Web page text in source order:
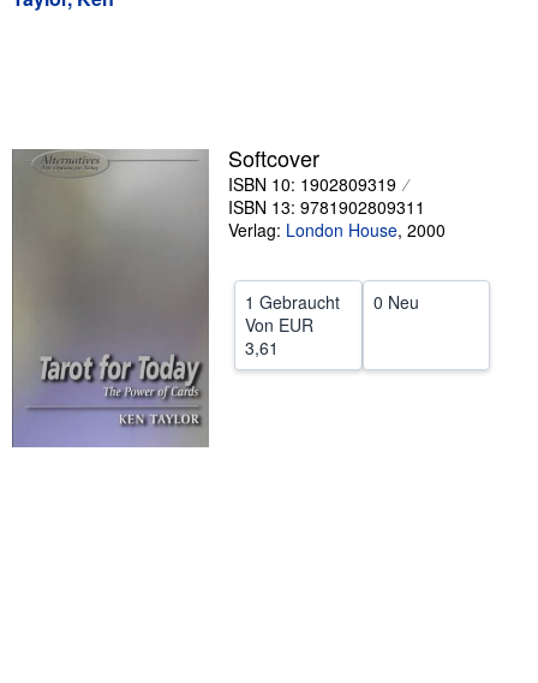
Verkäufer werden
SCHLIESSEN
Softcover
ISBN 10: 1902809319
ISBN 13: 9781902809311
Verlag: London House, 2000
1 Gebraucht
Von EUR
3,61
0 Neu